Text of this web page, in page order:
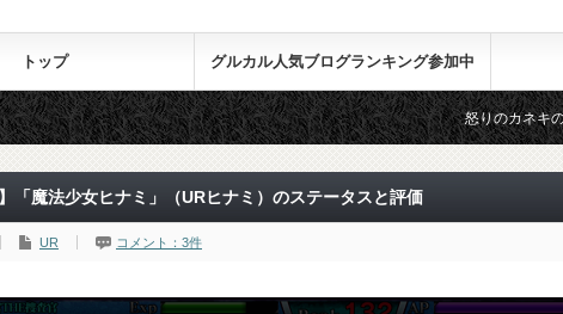
トップ グルカル人気ブログランキング参加中
怒りのカネキのステータス
】「魔法少女ヒナミ」（URヒナミ）のステータスと評価
UR コメント：3件